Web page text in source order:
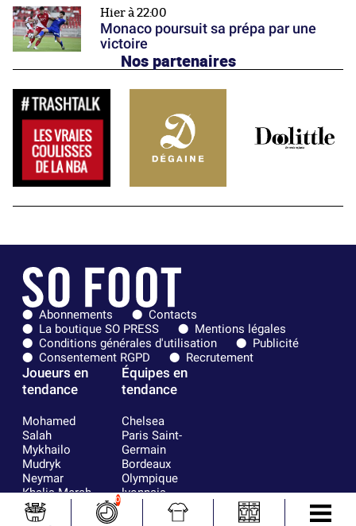
Hier à 22:00
Monaco poursuit sa prépa par une
victoire
Nos partenaires
Abonnements
Contacts
La boutique SO PRESS
Mentions légales
Conditions générales d'utilisation
Publicité
Consentement RGPD
Recrutement
Joueurs en
tendance
Mohamed
Salah
Mykhailo
Mudryk
Neymar
Khalis Merah
Loïs Openda
Moussa
Équipes en
tendance
Chelsea
Paris Saint-
Germain
Bordeaux
Olympique
lyonnais
Real Madrid
0